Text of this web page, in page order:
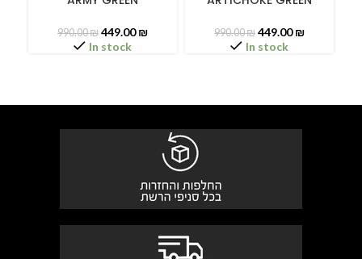
990.00₪ 449.00₪
In stock
990.00₪ 449.00₪
In stock